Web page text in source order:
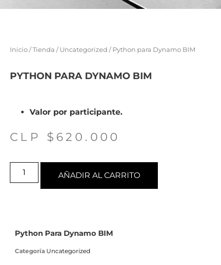
Inicio /Tienda / Uncategorized / Python para Dynamo BIM
PYTHON PARA DYNAMO BIM
Valor por participante.
CLP $ 620.000
AÑADIR AL CARRITO
Python Para Dynamo BIM
Categoría Uncategorized